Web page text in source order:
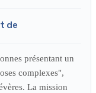
de
présentant un
complexes",
La mission